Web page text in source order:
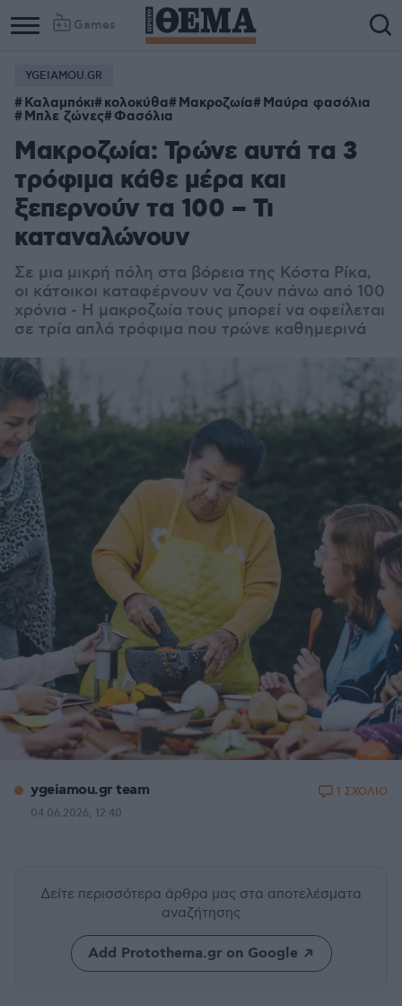
Games
YGEIAMOU.GR
Καλαμπόκι κολοκύθα Μακροζωία Μαύρα φασόλια
Μπλε ζώνες Φασόλια
Μακροζωία: Τρώνε αυτά τα 3
τρόφιμα κάθε μέρα και
ξεπερνούν τα 100 – Τι
καταναλώνουν
Σε μια μικρή πόλη στα βόρεια της Κόστα Ρίκα,
οι κάτοικοι καταφέρνουν να ζουν πάνω από 100
χρόνια - Η μακροζωία τους μπορεί να οφείλεται
σε τρία απλά τρόφιμα που τρώνε καθημερινά
ygeiamou.gr team
04.06.2026, 12:40
1 ΣΧΟΛΙΟ
Δείτε περισσότερα άρθρα μας στα αποτελέσματα
αναζήτησης
Add Protothema.gr on Google